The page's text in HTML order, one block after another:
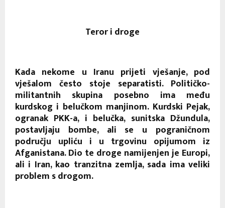
Teror i droge
Kada nekome u Iranu prijeti vješanje, pod
vješalom često stoje separatisti. Političko-
militantnih skupina posebno ima među
kurdskog i belučkom manjinom. Kurdski Pejak,
ogranak PKK-a, i belučka, sunitska Džundula,
postavljaju bombe, ali se u pograničnom
području upliću i u trgovinu opijumom iz
Afganistana. Dio te droge namijenjen je Europi,
ali i Iran, kao tranzitna zemlja, sada ima veliki
problem s drogom.